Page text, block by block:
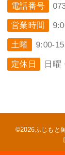
電話番号
営業時間
土曜 9:00-
定休日 日曜
©2026ふじもと